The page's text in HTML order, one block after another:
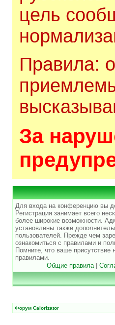
цель
Правила:
За
Для входа на конференцию вы
Регистрация занимает всего
более широкие возможности.
установлены также
пользователей. Прежде чем
ознакомиться с правилами и
Помните, что ваше присутствие
правилами.
Общие правила|
Форум Calorizator